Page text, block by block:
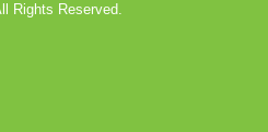
Rights Reserved.